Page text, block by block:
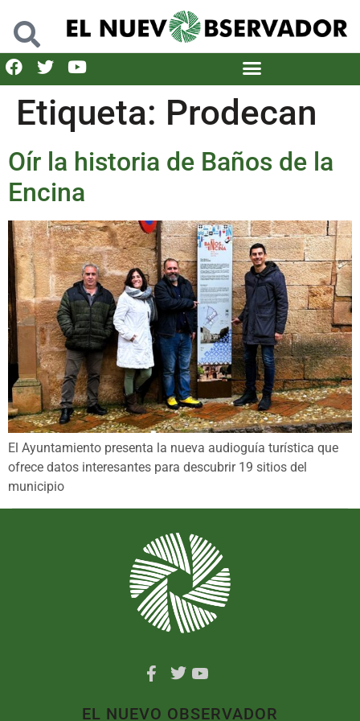
Etiqueta: Prodecan
Oír la historia de Baños de la
Encina
El Ayuntamiento presenta la nueva audioguía turística que
ofrece datos interesantes para descubrir 19 sitios del
municipio
EL NUEVO OBSERVADOR